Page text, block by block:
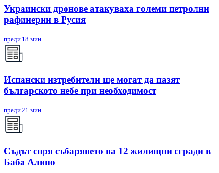
Украински дронове атакуваха големи петролни
рафинерии в Русия
преди 18 мин
Испански изтребители ще могат да пазят
българското небе при необходимост
преди 21 мин
Съдът спря събарянето на 12 жилищни сгради в
Баба Алино